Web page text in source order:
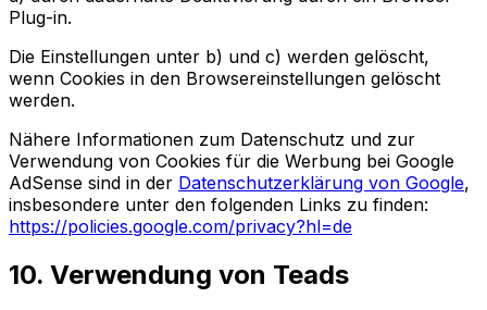
Plug-in.
Die Einstellungen unter b) und c) werden gelöscht,
wenn Cookies in den Browsereinstellungen gelöscht
werden.
Nähere Informationen zum Datenschutz und zur
Verwendung von Cookies für die Werbung bei Google
AdSense sind in der Datenschutzerklärung von Google,
insbesondere unter den folgenden Links zu finden:
https://policies.google.com/privacy?hl=de
10. Verwendung von Teads